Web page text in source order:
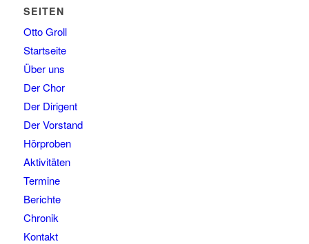
SEITEN
Otto Groll
Startseite
Über uns
Der Chor
Der Dirigent
Der Vorstand
Hörproben
Aktivitäten
Termine
Berichte
Chronik
Kontakt